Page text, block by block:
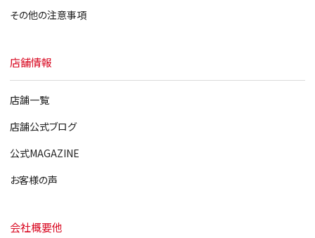
その他の注意事項
店舗情報
店舗一覧
店舗公式ブログ
公式MAGAZINE
お客様の声
会社概要他